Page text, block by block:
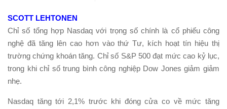
SCOTT LEHTONEN
Chỉ số tổng hợp Nasdaq với trọng số chính là cổ phiếu công
nghệ đã tăng lên cao hơn vào thứ Tư, kích hoạt tín hiệu thị
trường chứng khoán tăng. Chỉ số S&P 500 đạt mức cao kỷ lục,
trong khi chỉ số trung bình công nghiệp Dow Jones giảm giảm
nhẹ.
Nasdaq tăng tới 2,1% trước khi đóng cửa co về mức tăng